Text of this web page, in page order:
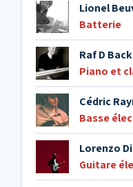
Lionel
Batterie
Raf D
Piano et
Cédric
Basse
Lorenzo
Guitare